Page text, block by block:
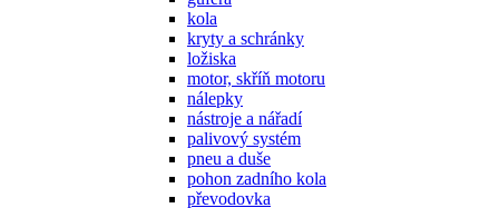
kola
kryty a schránky
ložiska
motor, skříň motoru
nálepky
nástroje a nářadí
palivový systém
pneu a duše
pohon zadního kola
převodovka